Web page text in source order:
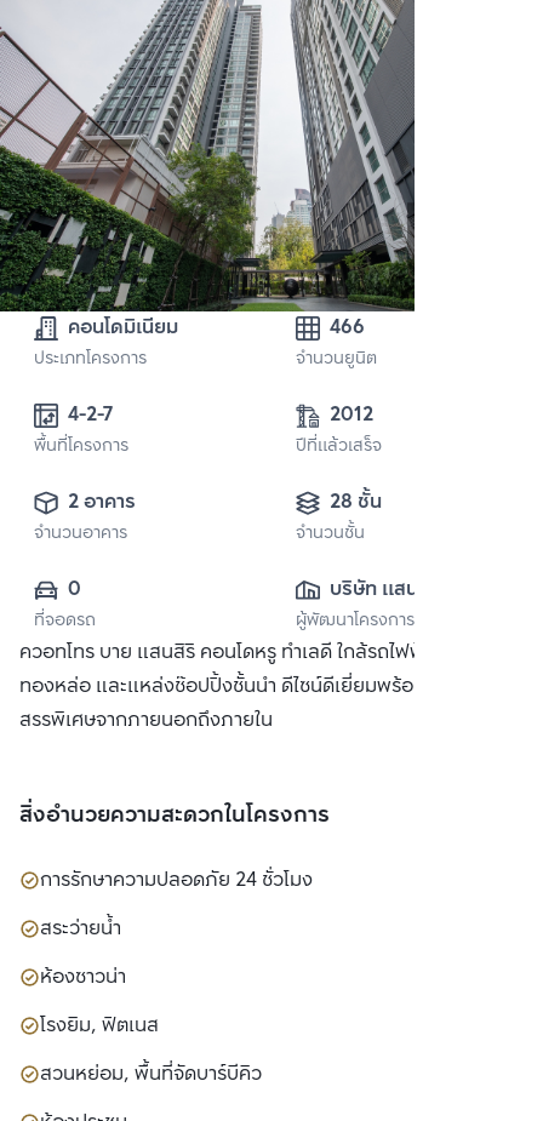
คอนโดมิเนียม
ประเภทโครงการ
466
จำนวนยูนิต
4-2-7
พื้นที่โครงการ
2012
ปีที่แล้วเสร็จ
2 อาคาร
จำนวนอาคาร
28 ชั้น
จำนวนชั้น
0
ที่จอดรถ
บริษัท แสนสิริ
จำกัด (มหาชน)
ผู้พัฒนาโครงการ
ควอทโทร บาย แสนสิริ คอนโดหรู ทำเลดี ใกล้รถไฟฟ้า BTS
ทองหล่อ และแหล่งช๊อปปิ้งชั้นนำ ดีไซน์ดีเยี่ยมพร้อมวัสดุที่คัด
สรรพิเศษจากภายนอกถึงภายใน
สิ่งอำนวยความสะดวกในโครงการ
การรักษาความปลอดภัย 24 ชั่วโมง
สระว่ายน้ำ
ห้องซาวน่า
โรงยิม, ฟิตเนส
สวนหย่อม, พื้นที่จัดบาร์บีคิว